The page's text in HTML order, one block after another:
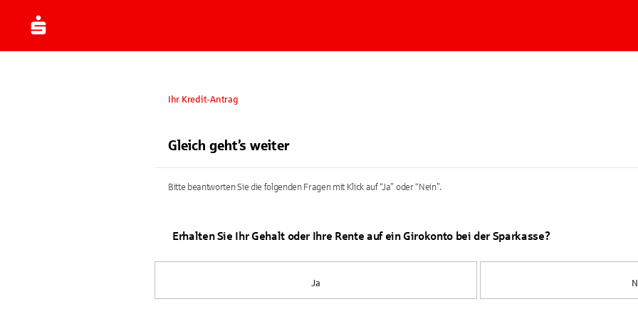
Ihr Kredit-Antrag
Gleich geht’s weiter
Bitte beantworten Sie die folgenden Fragen mit Klick auf “Ja” oder “Nein”.
Erhalten Sie Ihr Gehalt oder Ihre Rente auf ein Girokonto bei der Sparkasse?
Ja